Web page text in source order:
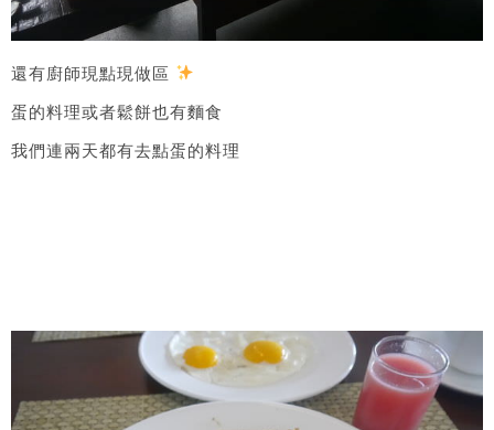
還有廚師現點現做區
蛋的料理或者鬆餅也有麵食
我們連兩天都有去點蛋的料理